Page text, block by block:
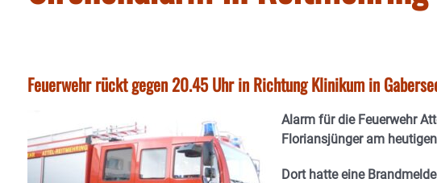
Feuerwehr rückt gegen 20.45 Uhr in Richtung Klinikum in
Alarm für die Feuerwehr
Floriansjünger am
Dort hatte eine